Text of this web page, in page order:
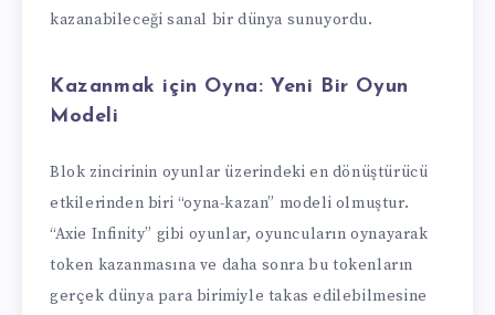
kazanabileceği sanal bir dünya sunuyordu.
Kazanmak için Oyna: Yeni Bir Oyun
Modeli
Blok zincirinin oyunlar üzerindeki en dönüştürücü
etkilerinden biri “oyna-kazan” modeli olmuştur.
“Axie Infinity” gibi oyunlar, oyuncuların oynayarak
token kazanmasına ve daha sonra bu tokenların
gerçek dünya para birimiyle takas edilebilmesine